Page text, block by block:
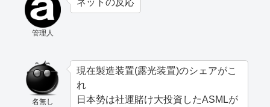
管理人
名無し
現在製造装置(露光装置)のシェアがこ
れ
日本勢は社運賭け大投資したASMLが